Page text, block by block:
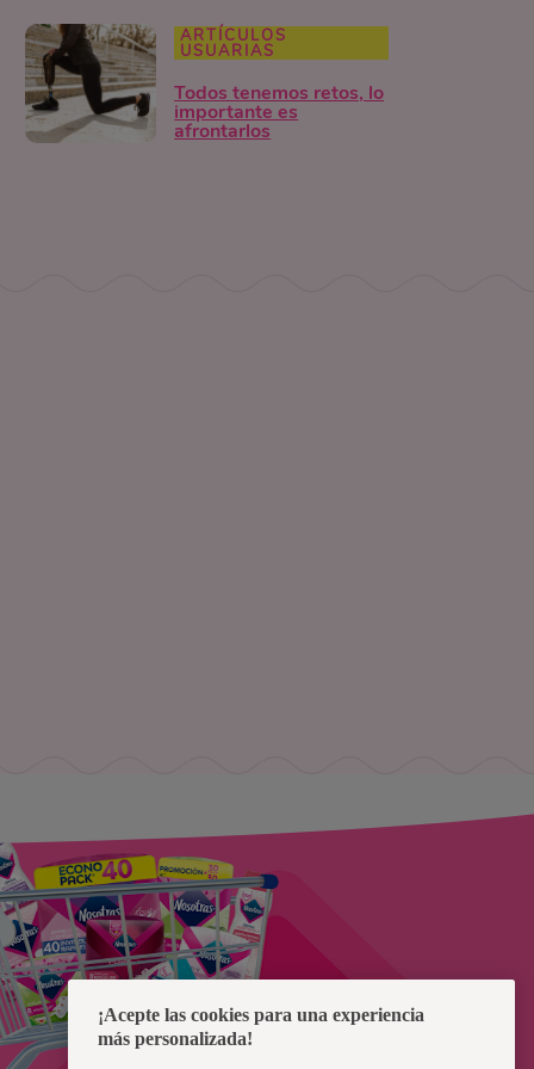
ARTÍCULOS
USUARIAS
Todos tenemos retos, lo
importante es
afrontarlos
¡Acepte las cookies para una experiencia
más personalizada!